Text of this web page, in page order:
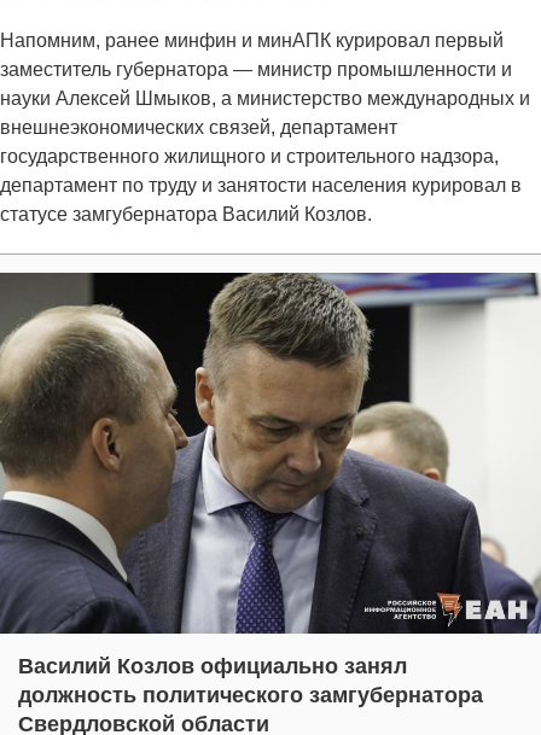
Напомним, ранее минфин и минАПК курировал первый
заместитель губернатора — министр промышленности и
науки Алексей Шмыков, а министерство международных и
внешнеэкономических связей, департамент
государственного жилищного и строительного надзора,
департамент по труду и занятости населения курировал в
статусе замгубернатора Василий Козлов.
Василий Козлов официально занял
должность политического замгубернатора
Свердловской области